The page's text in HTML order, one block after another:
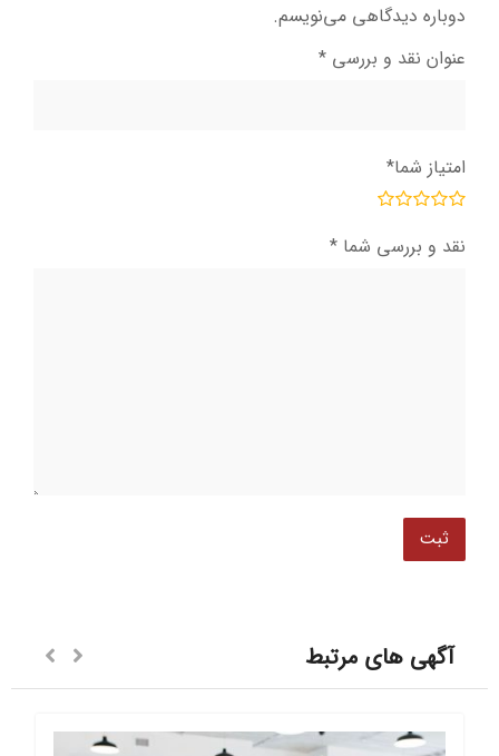
دوباره دیدگاهی می‌نویسم.
عنوان نقد و بررسی *
امتیاز شما*
نقد و بررسی شما *
آگهی های مرتبط